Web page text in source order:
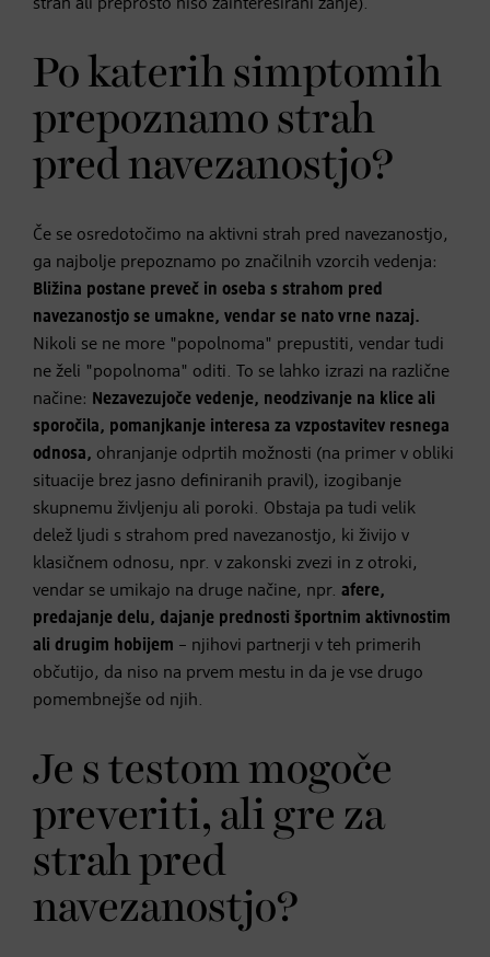
stran ali preprosto niso zainteresirani zanje).
Po katerih simptomih
prepoznamo strah
pred navezanostjo?
Če se osredotočimo na aktivni strah pred navezanostjo,
ga najbolje prepoznamo po značilnih vzorcih vedenja:
Bližina postane preveč in oseba s strahom pred
navezanostjo se umakne, vendar se nato vrne nazaj.
Nikoli se ne more "popolnoma" prepustiti, vendar tudi
ne želi "popolnoma" oditi. To se lahko izrazi na različne
načine: Nezavezujoče vedenje, neodzivanje na klice ali
sporočila, pomanjkanje interesa za vzpostavitev resnega
odnosa, ohranjanje odprtih možnosti (na primer v obliki
situacije brez jasno definiranih pravil), izogibanje
skupnemu življenju ali poroki. Obstaja pa tudi velik
delež ljudi s strahom pred navezanostjo, ki živijo v
klasičnem odnosu, npr. v zakonski zvezi in z otroki,
vendar se umikajo na druge načine, npr. afere,
predajanje delu, dajanje prednosti športnim aktivnostim
ali drugim hobijem – njihovi partnerji v teh primerih
občutijo, da niso na prvem mestu in da je vse drugo
pomembnejše od njih.
Je s testom mogoče
preveriti, ali gre za
strah pred
navezanostjo?